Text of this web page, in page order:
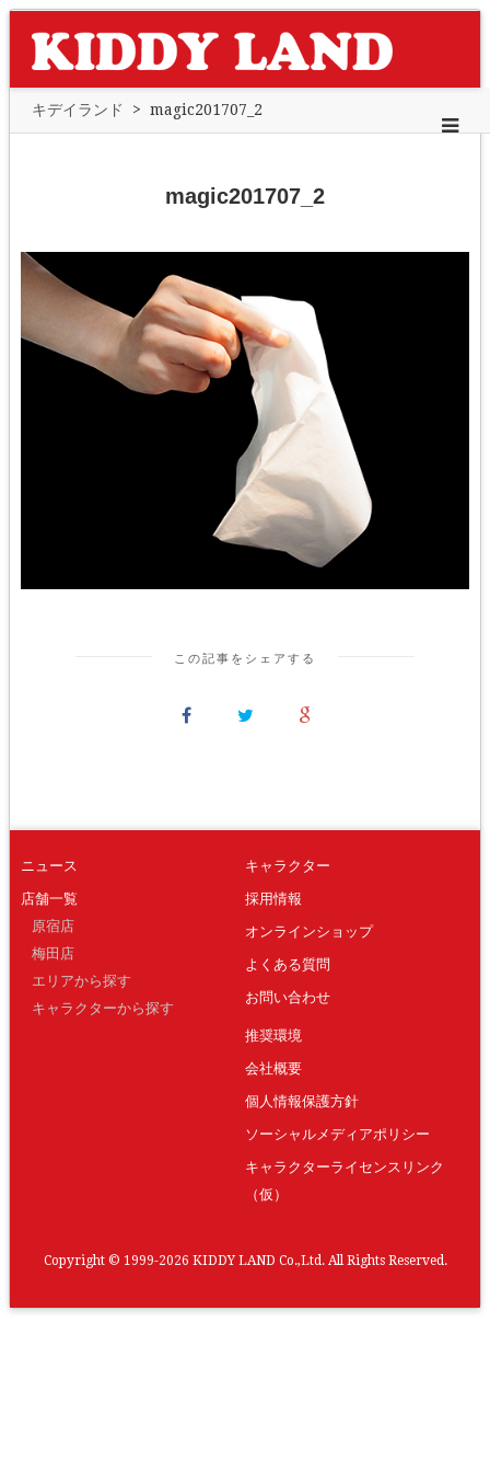
キデイランド > magic201707_2
magic201707_2
この記事をシェアする
ニュース
店舗一覧
原宿店
梅田店
エリアから探す
キャラクターから探す
キャラクター
採用情報
オンラインショップ
よくある質問
お問い合わせ
推奨環境
会社概要
個人情報保護方針
ソーシャルメディアポリシー
キャラクターライセンスリンク
（仮）
Copyright © 1999-2026 KIDDY LAND Co.,Ltd. All Rights Reserved.